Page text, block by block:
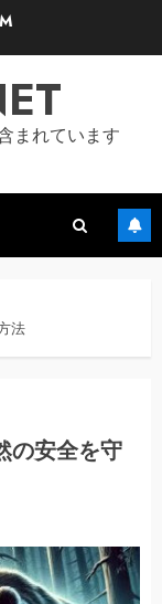
まれています
法
の安全を守